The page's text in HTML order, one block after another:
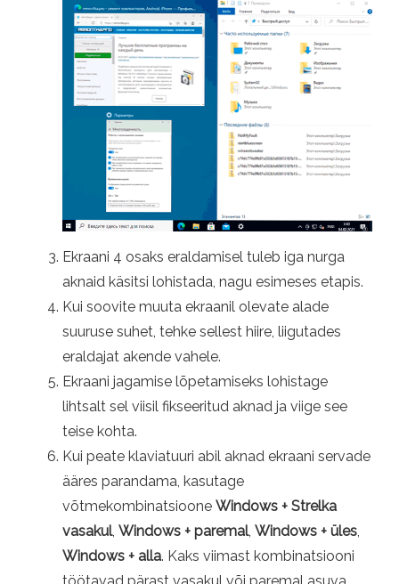
Ekraani 4 osaks eraldamisel tuleb iga nurga
aknaid käsitsi lohistada, nagu esimeses etapis.
Kui soovite muuta ekraanil olevate alade
suuruse suhet, tehke sellest hiire, liigutades
eraldajat akende vahele.
Ekraani jagamise lõpetamiseks lohistage
lihtsalt sel viisil fikseeritud aknad ja viige see
teise kohta.
Kui peate klaviatuuri abil aknad ekraani servade
ääres parandama, kasutage
võtmekombinatsioone Windows + Strelka
vasakul, Windows + paremal, Windows + üles,
Windows + alla. Kaks viimast kombinatsiooni